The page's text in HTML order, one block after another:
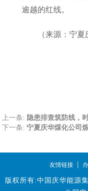
逾越的红线。
（来源：宁
上一条: 隐患排查筑防线，
下一条:宁夏庆华煤化公司炼焦车
友情链接 |
版权所有:中国庆华能源